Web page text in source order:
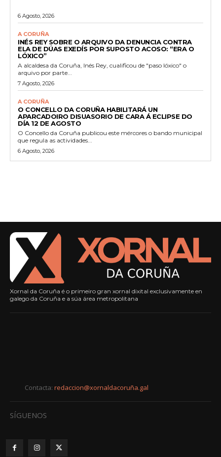
6 Agosto, 2026
A CORUÑA
INÉS REY SOBRE O ARQUIVO DA DENUNCIA CONTRA
ELA DE DÚAS EXEDÍS POR SUPOSTO ACOSO: “ERA O
LÓXICO”
A alcaldesa da Coruña, Inés Rey, cualificou de "paso lóxico" o
arquivo por parte...
7 Agosto, 2026
A CORUÑA
O CONCELLO DA CORUÑA HABILITARÁ UN
APARCADOIRO DISUASORIO DE CARA Á ECLIPSE DO
DÍA 12 DE AGOSTO
O Concello da Coruña publicou este mércores o bando municipal
que regula as actividades...
6 Agosto, 2026
Xornal da Coruña é o primeiro gran xornal dixital exclusivamente en
galego da Coruña e a súa área metropolitana
Contacta: redaccion@xornaldacoruña.gal
SÍGUENOS